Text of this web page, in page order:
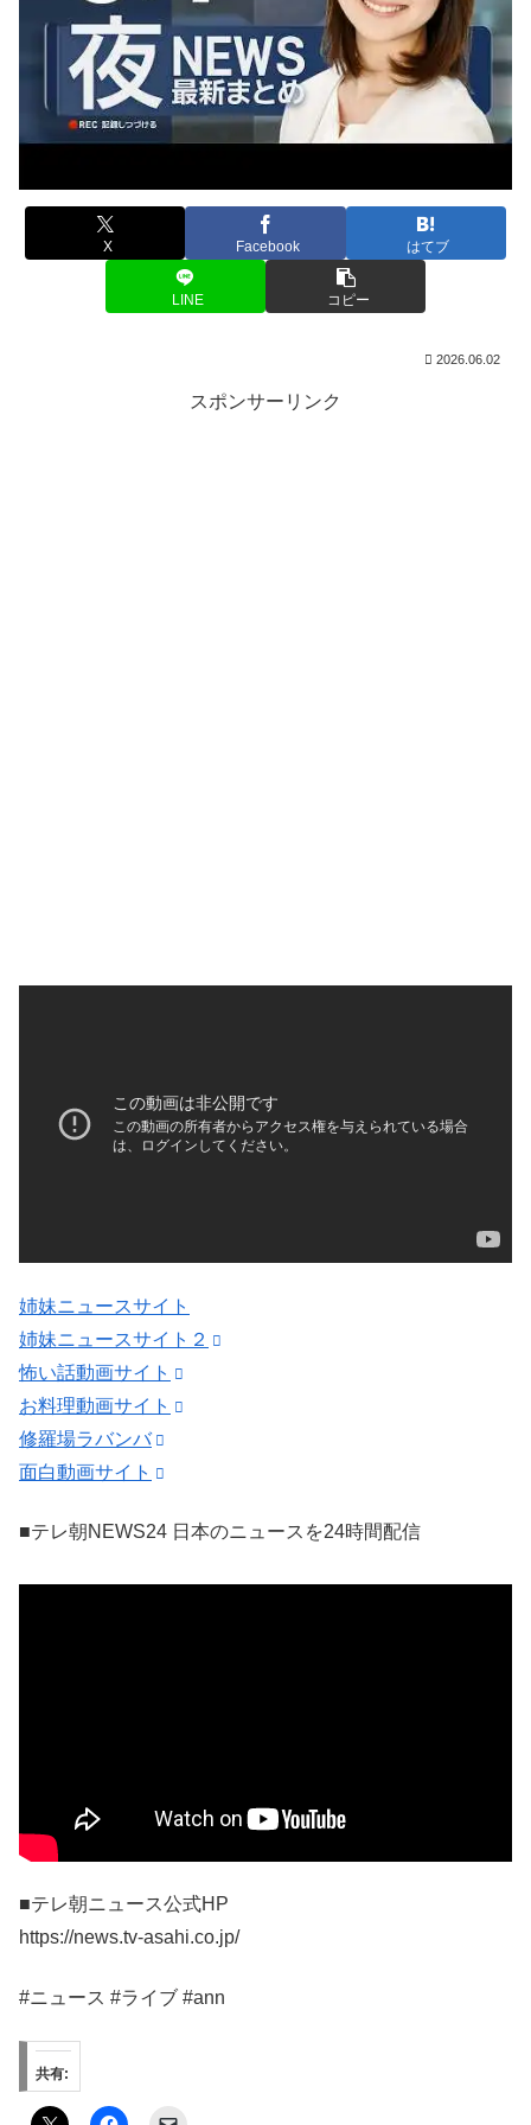
X Facebook はてブ
LINE コピー
2026.06.02
スポンサーリンク
姉妹ニュースサイト
姉妹ニュースサイト２
怖い話動画サイト
お料理動画サイト
修羅場ラバンバ
面白動画サイト
■テレ朝NEWS24 日本のニュースを24時間配信
■テレ朝ニュース公式HP
https://news.tv-asahi.co.jp/
#ニュース #ライブ #ann
共有: